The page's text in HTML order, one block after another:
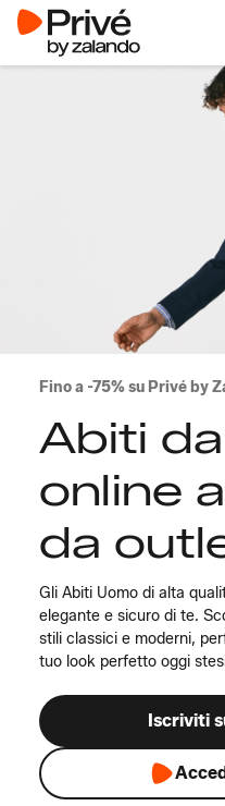
Fino a -75% su Privé by
Abiti
online
da
Gli Abiti Uomo di alta
elegante e sicuro di te.
stili classici e moderni,
tuo look perfetto oggi
Iscriviti